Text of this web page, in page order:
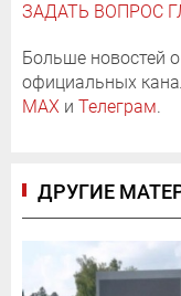
ЗАДАТЬ ВОПРОС
Больше новостей
официальных
MAX и Телеграм.
ДРУГИЕ